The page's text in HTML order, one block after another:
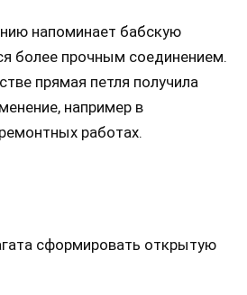
напоминает бабскую
более прочным соединением.
прямая петля получила
например в
работах.
сформировать открытую